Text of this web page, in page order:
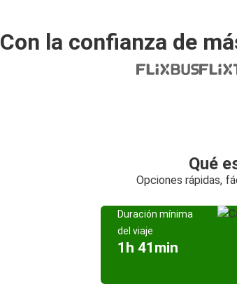
Con la confianza de
Qué
Opciones rápidas,
Duración mínima
del viaje
1h 41min